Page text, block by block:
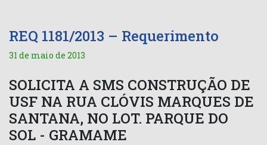
REQ 1181/2013 – Requerimento
31 de maio de 2013
SOLICITA A SMS CONSTRUÇÃO DE
USF NA RUA CLÓVIS MARQUES DE
SANTANA, NO LOT. PARQUE DO
SOL - GRAMAME